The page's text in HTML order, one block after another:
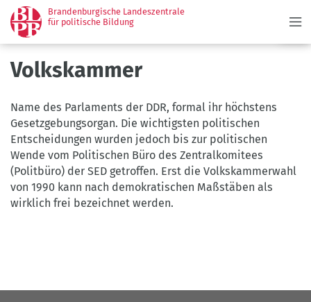
Direkt
zum
Inhalt
Brandenburgische Landeszentrale
für politische Bildung
Volkskammer
Name des Parlaments der DDR, formal ihr höchstens
Gesetzgebungsorgan. Die wichtigsten politischen
Entscheidungen wurden jedoch bis zur politischen
Wende vom Politischen Büro des Zentralkomitees
(Politbüro) der SED getroffen. Erst die Volkskammerwahl
von 1990 kann nach demokratischen Maßstäben als
wirklich frei bezeichnet werden.